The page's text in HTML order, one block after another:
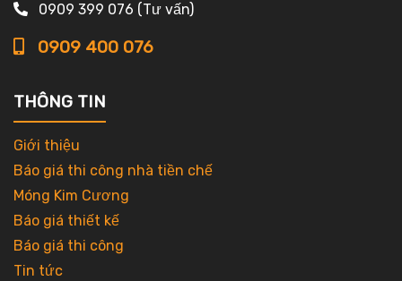
0909 399 076 (Tư vấn)
0909 400 076
THÔNG TIN
Giới thiệu
Báo giá thi công nhà tiền chế
Móng Kim Cương
Báo giá thiết kế
Báo giá thi công
Tin tức